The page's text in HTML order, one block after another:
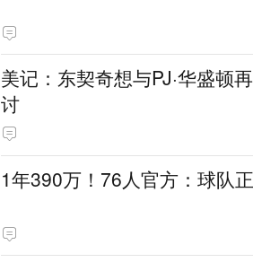
美记：东契奇想与PJ·华盛顿
讨
1年390万！76人官方：球队